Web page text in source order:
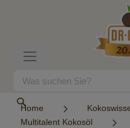
Suche
Home
Multitalent Kokosöl